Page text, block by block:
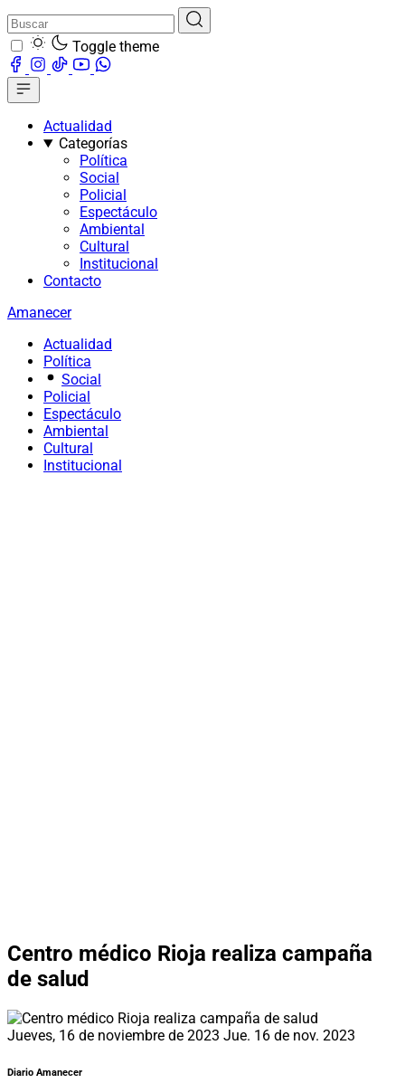
Toggle theme
Actualidad
Categorías
Política
Social
Policial
Espectáculo
Ambiental
Cultural
Institucional
Contacto
Amanecer
Actualidad
Política
Social
Policial
Espectáculo
Ambiental
Cultural
Institucional
Centro médico Rioja realiza campaña
de salud
Jueves, 16 de noviembre de 2023 Jue. 16 de nov. 2023
Diario Amanecer